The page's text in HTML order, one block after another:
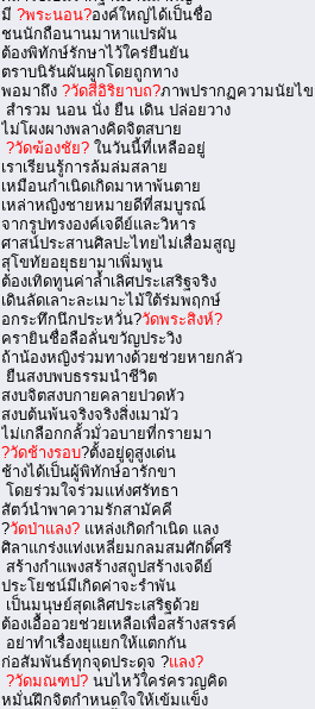
มี ?พระนอน?องค์ใหญ่ได้เป็นชื่อ
ชนนักถือนานมาหาแปรผัน
ต้องพิทักษ์รักษาไว้ใคร่ยืนยัน
ตราบนิรันผันผูกโดยถูกทาง
พอมาถึง ?วัดสี่อิริยาบถ?ภาพปรากฏความนัยไข
สำรวม นอน นั่ง ยืน เดิน ปล่อยวาง
ไม่โผงผางพลางคิดจิตสบาย
?วัดฆ้องชัย? ในวันนี้ที่เหลืออยู่
เราเรียนรู้การล้มล่มสลาย
เหมือนกำเนิดเกิดมาหาพ้นตาย
เหล่าหญิงชายหมายดีที่สมบูรณ์
จากรูปทรงองค์เจดีย์และวิหาร
ศาสน์ประสานศิลปะไทยไม่เสื่อมสูญ
สุโขทัยอยุธยามาเพิ่มพูน
ต้องเทิดทูนค่าล้ำเลิศประเสริฐจริง
เดินลัดเลาะละเมาะไม้ใต้ร่มพฤกษ์
อกระทึกนึกประหวั่น?วัดพระสิงห์?
ครายินชื่อลือลั่นขวัญประวิง
ถ้าน้องหญิงร่วมทางด้วยช่วยหายกลัว
ยืนสงบพบธรรมนำชีวิต
สงบจิตสงบกายคลายปวดหัว
สงบต้นพ้นจริงจริงสิ่งเมามัว
ไม่เกลือกกลั้วมั่วอบายที่กรายมา
?วัดช้างรอบ?ตั้งอยู่ดูสูงเด่น
ช้างได้เป็นผู้พิทักษ์อารักขา
โดยร่วมใจร่วมแห่งศรัทธา
สัตว์นำพาความรักสามัคคี
?วัดป่าแลง? แหล่งเกิดกำเนิด แลง
ศิลาแกร่งแท่งเหลี่ยมกลมสมศักดิ์ศรี
สร้างกำแพงสร้างสถูปสร้างเจดีย์
ประโยชน์มีเกิดค่าจะรำพัน
เป็นมนุษย์สุดเลิศประเสริฐด้วย
ต้องเอื้ออวยช่วยเหลือเพื่อสร้างสรรค์
อย่าทำเรื่องยุแยกให้แตกกัน
ก่อสัมพันธ์ทุกจุดประดุจ ?แลง?
?วัดมณฑป? นบไหว้ใคร่ครวญคิด
หมั่นฝึกจิตกำหนดใจให้เข้มแข็ง